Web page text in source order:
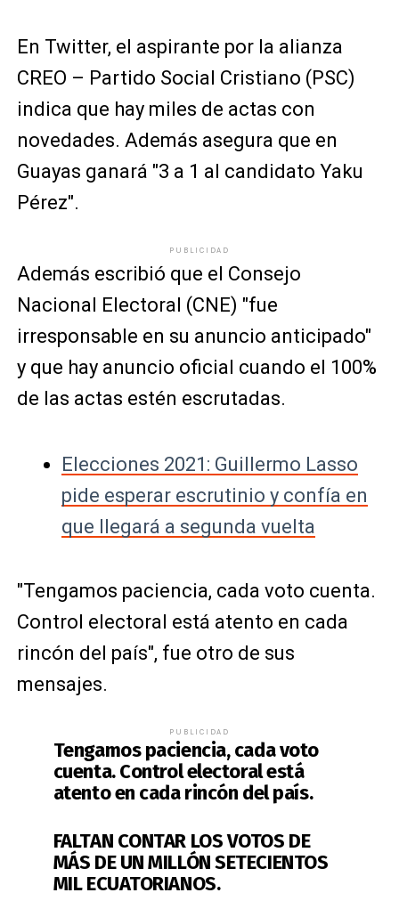
En Twitter, el aspirante por la alianza
CREO – Partido Social Cristiano (PSC)
indica que hay miles de actas con
novedades. Además asegura que en
Guayas ganará "3 a 1 al candidato Yaku
Pérez".
PUBLICIDAD
Además escribió que el Consejo
Nacional Electoral (CNE) "fue
irresponsable en su anuncio anticipado"
y que hay anuncio oficial cuando el 100%
de las actas estén escrutadas.
Elecciones 2021: Guillermo Lasso
pide esperar escrutinio y confía en
que llegará a segunda vuelta
"Tengamos paciencia, cada voto cuenta.
Control electoral está atento en cada
rincón del país", fue otro de sus
mensajes.
PUBLICIDAD
Tengamos paciencia, cada voto
cuenta. Control electoral está
atento en cada rincón del país.
FALTAN CONTAR LOS VOTOS DE
MÁS DE UN MILLÓN SETECIENTOS
MIL ECUATORIANOS.